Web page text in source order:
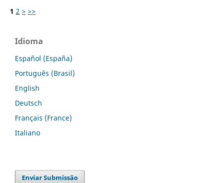
1 2 > >>
Idioma
Español (España)
Português (Brasil)
English
Deutsch
Français (France)
Italiano
Enviar Submissão